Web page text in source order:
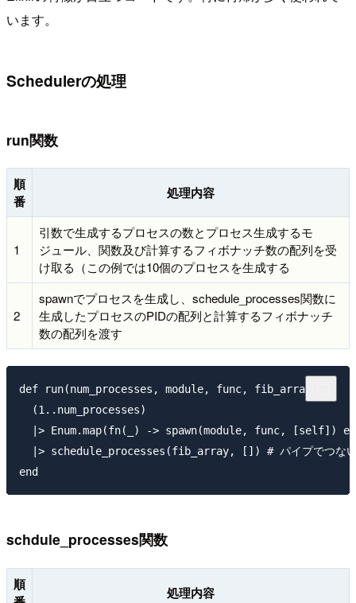
います。
Schedulerの処理
run関数
順
番
処理内容
1
引数で生成するプロセスの数とプロセス生成するモ
ジュール、関数及び計算するフィボナッチ数の配列を受
け取る（この例では10個のプロセスを生成する
2
spawnでプロセスを生成し、schedule_processes関数に
生成したプロセスのPIDの配列と計算するフィボナッチ
数の配列を渡す
def run(num_processes, module, func, fib_array) do
  (1..num_processes)
|> Enum.map(fn(_) -> spawn(module, func, [self])
|> schedule_processes(fib_array, []) # パイプでつない
schdule_processes関数
順
処理内容